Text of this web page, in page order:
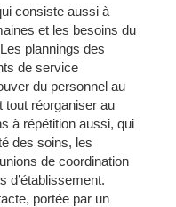
consiste aussi à
et les besoins du
plannings des
de service
du personnel au
réorganiser au
à répétition aussi, qui
des soins, les
de coordination
d’établissement.
portée par un